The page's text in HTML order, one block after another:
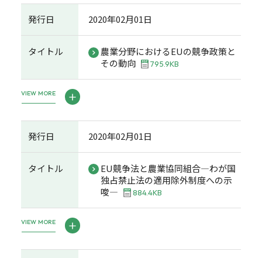
発行日 2020年02月01日
タイトル
農業分野におけるEUの競争政策と
その動向
795.9KB
VIEW MORE
発行日 2020年02月01日
タイトル
EU競争法と農業協同組合―わが国
独占禁止法の適用除外制度への示
唆―
884.4KB
VIEW MORE